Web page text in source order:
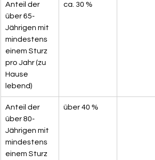
Anteil der
über 65-
Jährigen mit
mindestens
einem Sturz
pro Jahr (zu
Hause
lebend)
ca. 30 %
Anteil der
über 80-
Jährigen mit
mindestens
einem Sturz
über 40 %